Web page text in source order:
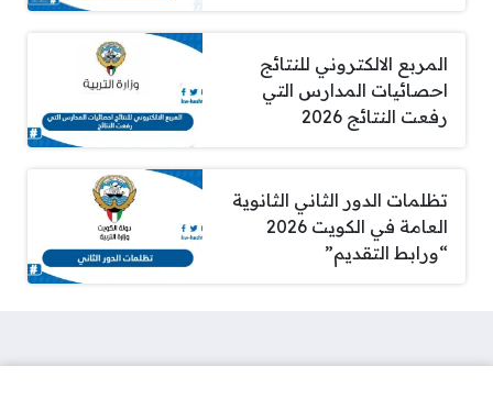
المربع الالكتروني للنتائج
احصائيات المدارس التي
رفعت النتائج 2026
تظلمات الدور الثاني الثانوية
العامة في الكويت 2026
“ورابط التقديم”